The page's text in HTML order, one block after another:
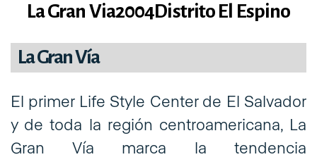
La Gran Via2004Distrito El Espino
La Gran Vía
El primer Life Style Center de El Salvador
y de toda la región centroamericana, La
Gran Vía marca la tendencia